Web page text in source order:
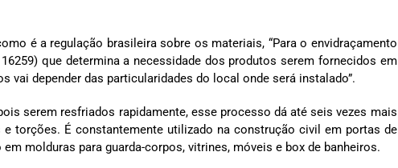
é a regulação brasileira sobre os materiais, “Para o envidraçamento
que determina a necessidade dos produtos serem fornecidos em
depender das particularidades do local onde será instalado”.
serem resfriados rapidamente, esse processo dá até seis vezes mais
torções. É constantemente utilizado na construção civil em portas de
molduras para guarda-corpos, vitrines, móveis e box de banheiros.